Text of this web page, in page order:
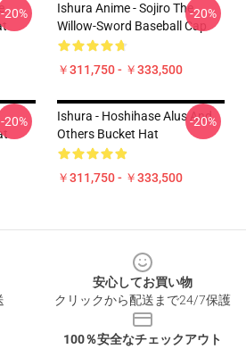
-20%
Ishura Anime - Sojiro The
Willow-Sword Baseball Cap
￥311,750 - ￥333,500
-20%
-20%
Ishura - Hoshihase Alus And
Others Bucket Hat
￥311,750 - ￥333,500
-20%
安心してお買い物
クリックから配送まで24/7保護
100％安全なチェックアウト